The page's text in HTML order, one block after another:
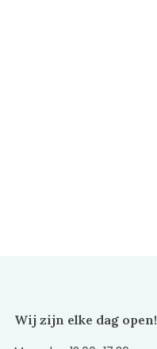
Wij zijn elke dag open!